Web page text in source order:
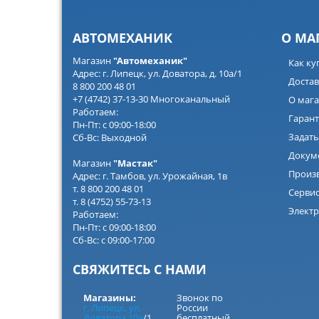
АВТОМЕХАНИК
Магазин"Автомеханик"
Адрес: г. Липецк, ул. Доватора, д. 10а/1
8 800 200 48 01
+7 (4742) 37-13-30 Многоканальный
Работаем:
Пн-Пт: с 09:00-18:00
Сб-Вс: Выходной
Магазин "Мастак"
Адрес: г. Тамбов, ул. Урожайная, 1в
т. 8 800 200 48 01
т. 8 (4752) 55-73-13
Работаем:
Пн-Пт: с 09:00-18:00
Сб-Вс: с 09:00-17:00
СВЯЖИТЕСЬ С НАМИ
Магазины:
г. Липецк, ул.
Звонок по
России
О
Как
О
Сервис